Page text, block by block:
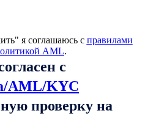
я соглашаюсь с правилами
AML.
с
AML/KYC
проверку на